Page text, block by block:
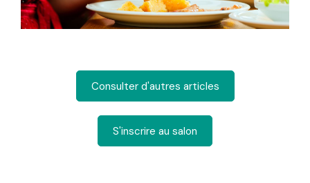
Consulter d'autres articles
S'inscrire au salon